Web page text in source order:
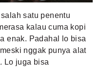
satu penentu
kalau cuma kopi
enak. Padahal lo bisa
nggak punya alat
Lo juga bisa